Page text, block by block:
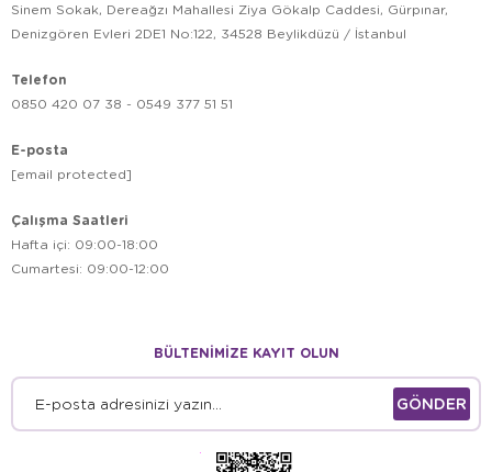
Sinem Sokak, Dereağzı Mahallesi Ziya Gökalp Caddesi, Gürpınar,
Denizgören Evleri 2DE1 No:122, 34528 Beylikdüzü / İstanbul
Telefon
0850 420 07 38 - 0549 377 51 51
E-posta
[email protected]
Çalışma Saatleri
Hafta içi: 09:00-18:00
Cumartesi: 09:00-12:00
BÜLTENİMİZE KAYIT OLUN
GÖNDER